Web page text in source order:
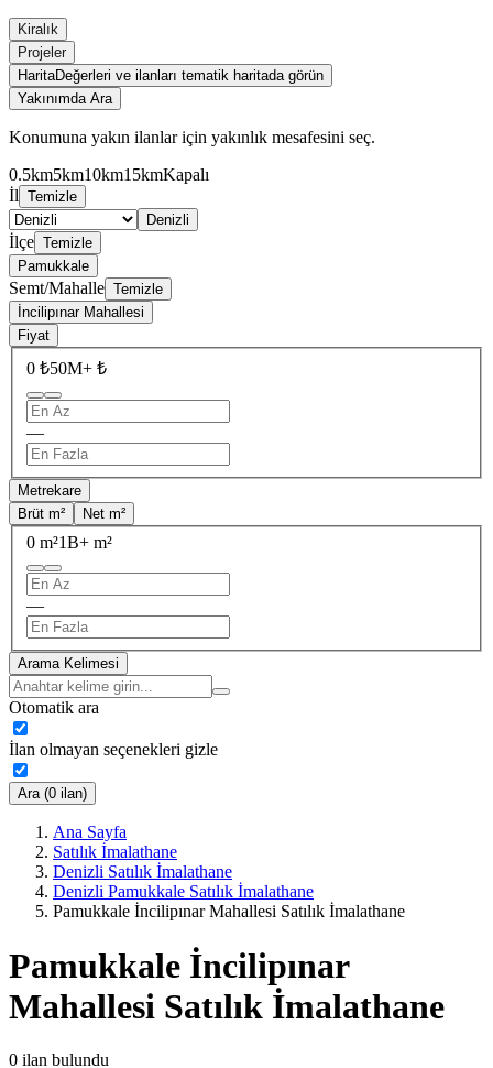
Kiralık
Projeler
HaritaDeğerleri ve ilanları tematik haritada görün
Yakınımda Ara
Konumuna yakın ilanlar için yakınlık mesafesini seç.
0.5km5km10km15kmKapalı
İl Temizle
Denizli
İlçe Temizle
Pamukkale
Semt/Mahalle Temizle
İncilipınar Mahallesi
Fiyat
0 ₺50M+ ₺
—
Metrekare
Brüt m²
Net m²
0 m²1B+ m²
—
Arama Kelimesi
Otomatik ara
İlan olmayan seçenekleri gizle
Ara (0 ilan)
Ana Sayfa
Satılık İmalathane
Denizli Satılık İmalathane
Denizli Pamukkale Satılık İmalathane
Pamukkale İncilipınar Mahallesi Satılık İmalathane
Pamukkale İncilipınar
Mahallesi Satılık İmalathane
0 ilan bulundu